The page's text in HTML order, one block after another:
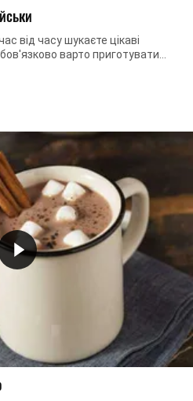
від часу шукаєте цікаві
варто приготувати
Йдеться ...